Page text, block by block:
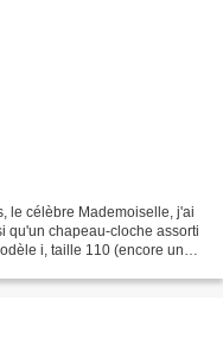
le célèbre Mademoiselle, j'ai
qu'un chapeau-cloche assorti
i, taille 110 (encore un